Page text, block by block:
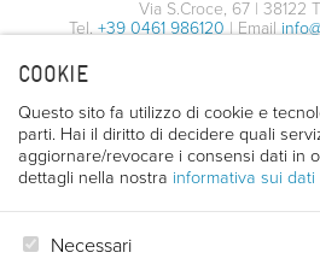
COOKIE
Questo sito fa utilizzo di cookie e
parti. Hai il diritto di decidere quali
aggiornare/revocare i consensi dati in
dettagli nella nostra informativa sui
Necessari
Via S.Croce, 67 | 38122
Tel. +39 0461 986120 | Email